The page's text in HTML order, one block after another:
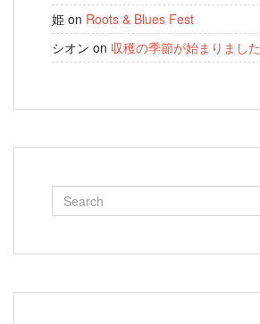
姫 on Roots & Blues Fest
シオン on 収穫の季節が始まりました